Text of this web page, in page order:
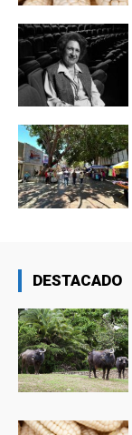
DESTACADO